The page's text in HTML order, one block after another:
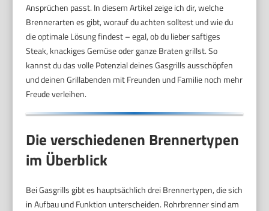
Ansprüchen passt. In diesem Artikel zeige ich dir, welche
Brennerarten es gibt, worauf du achten solltest und wie du
die optimale Lösung findest – egal, ob du lieber saftiges
Steak, knackiges Gemüse oder ganze Braten grillst. So
kannst du das volle Potenzial deines Gasgrills ausschöpfen
und deinen Grillabenden mit Freunden und Familie noch mehr
Freude verleihen.
Die verschiedenen Brennertypen
im Überblick
Bei Gasgrills gibt es hauptsächlich drei Brennertypen, die sich
in Aufbau und Funktion unterscheiden. Rohrbrenner sind am